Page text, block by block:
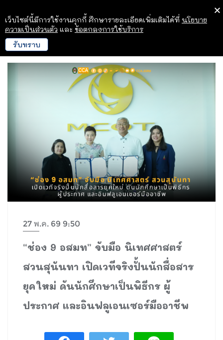
27 พ.ค. 69 9:50
“ช่อง 9 อสมท” จับมือ นิเทศศาสตร์
สวนสุนันทา เปิดเวทีจริงปั้นนักสื่อสาร
ยุคใหม่ ดันนักศึกษาเป็นพิธีกร ผู้
ประกาศ และอินฟลูเอนเซอร์มืออาชีพ
เว็บไซต์นี้มีการใช้งานคุกกี้ ศึกษารายละเอียดเพิ่มเติมได้ที่ นโยบาย
ความเป็นส่วนตัว และ ข้อตกลงการใช้บริการ
รับทราบ